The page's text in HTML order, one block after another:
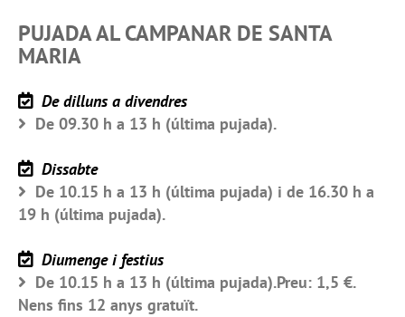
PUJADA AL CAMPANAR DE SANTA
MARIA
De dilluns a divendres
De 09.30 h a 13 h (última pujada).
Dissabte
De 10.15 h a 13 h (última pujada) i de 16.30 h a
19 h (última pujada).
Diumenge i festius
De 10.15 h a 13 h (última pujada).Preu: 1,5 €.
Nens fins 12 anys gratuït.